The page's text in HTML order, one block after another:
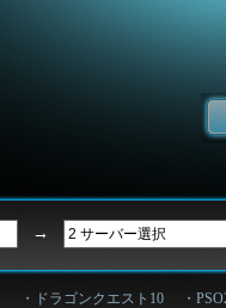
→
・ドラゴンクエスト10 ・